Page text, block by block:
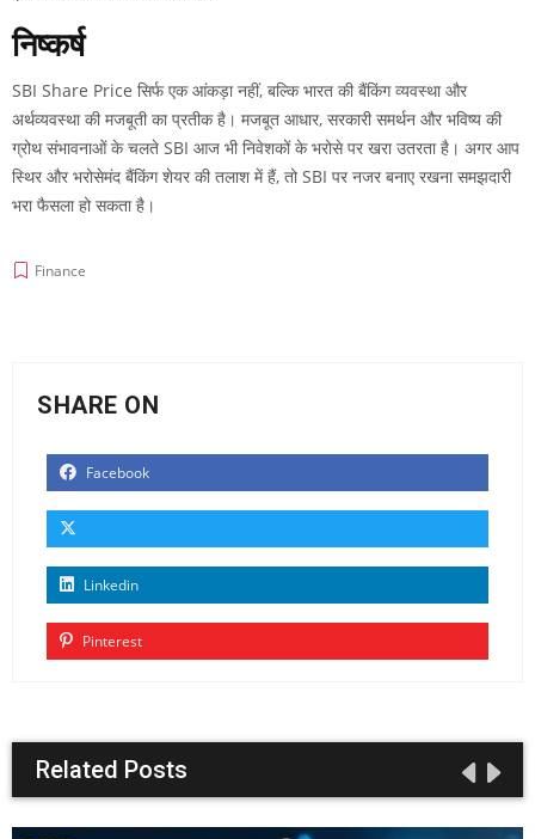
निष्कर्ष
SBI Share Price सिर्फ एक आंकड़ा नहीं, बल्कि भारत की बैंकिंग व्यवस्था और
अर्थव्यवस्था की मजबूती का प्रतीक है। मजबूत आधार, सरकारी समर्थन और भविष्य की
ग्रोथ संभावनाओं के चलते SBI आज भी निवेशकों के भरोसे पर खरा उतरता है। अगर आप
स्थिर और भरोसेमंद बैंकिंग शेयर की तलाश में हैं, तो SBI पर नजर बनाए रखना समझदारी
भरा फैसला हो सकता है।
Finance
SHARE ON
Facebook
Linkedin
Pinterest
Related Posts